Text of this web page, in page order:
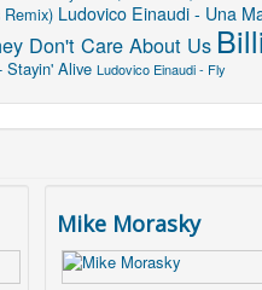
Remix) Ludovico Einaudi - Una
Don't Care About Us
Stayin' Alive Ludovico Einaudi - Fly
Mike Morasky